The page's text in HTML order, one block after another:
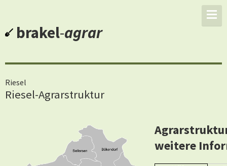
brakel-agrar
Riesel
Riesel-Agrarstruktur
weitere